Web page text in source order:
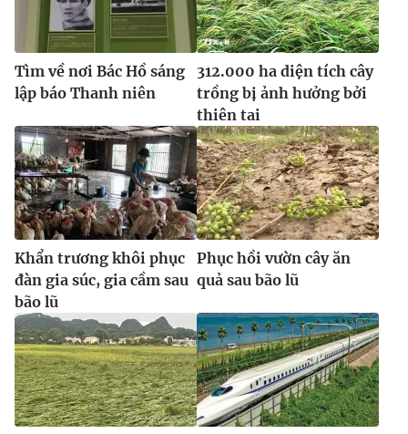
Tìm về nơi Bác Hồ sáng
lập báo Thanh niên
312.000 ha diện tích cây
trồng bị ảnh hưởng bởi
thiên tai
Khẩn trương khôi phục
đàn gia súc, gia cầm sau
bão lũ
Phục hồi vườn cây ăn
quả sau bão lũ